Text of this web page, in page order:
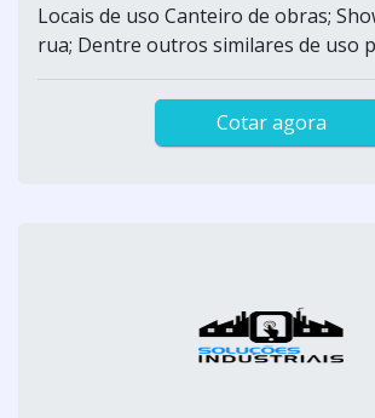
Locais de uso Canteiro de obras;
rua; Dentre outros similares de uso
Cotar agora